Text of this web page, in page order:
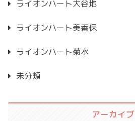
ライオンハート大谷地
ライオンハート美香保
ライオンハート菊水
未分類
アーカイブ